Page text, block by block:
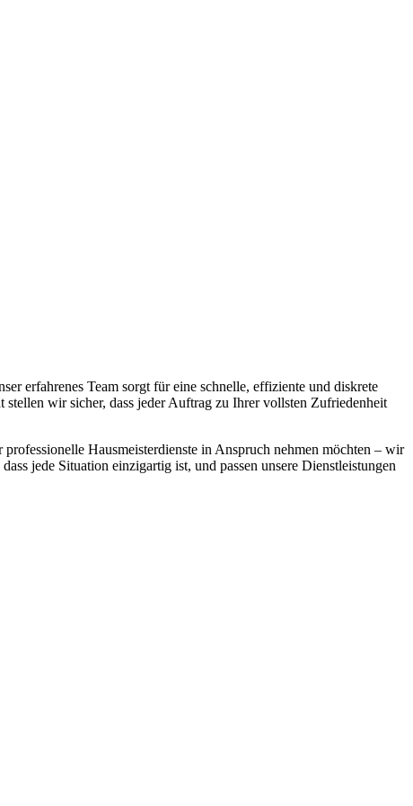
erfahrenes Team sorgt für eine schnelle, effiziente und diskrete
wir sicher, dass jeder Auftrag zu Ihrer vollsten Zufriedenheit
Hausmeisterdienste in Anspruch nehmen möchten – wir
jede Situation einzigartig ist, und passen unsere Dienstleistungen